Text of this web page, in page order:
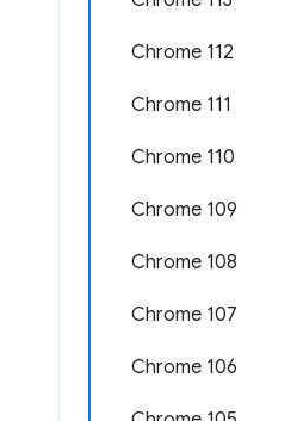
Chrome 112
Chrome 111
Chrome 110
Chrome 109
Chrome 108
Chrome 107
Chrome 106